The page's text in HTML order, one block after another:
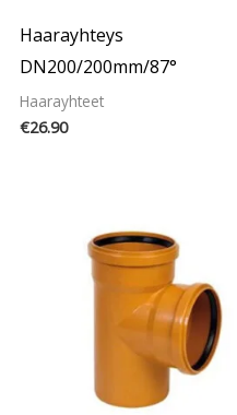
Haarayhteys
DN200/200mm/87°
Haarayhteet
€26.90